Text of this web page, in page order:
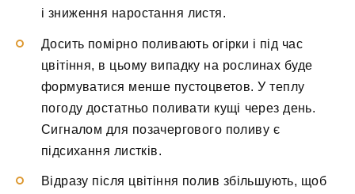
і зниження наростання листя.
Досить помірно поливають огірки і під час
цвітіння, в цьому випадку на рослинах буде
формуватися менше пустоцветов. У теплу
погоду достатньо поливати кущі через день.
Сигналом для позачергового поливу є
підсихання листків.
Відразу після цвітіння полив збільшують, щоб